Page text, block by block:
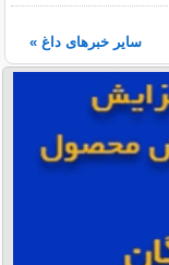
سایر خبرهای داغ »